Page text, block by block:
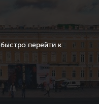
перейти к